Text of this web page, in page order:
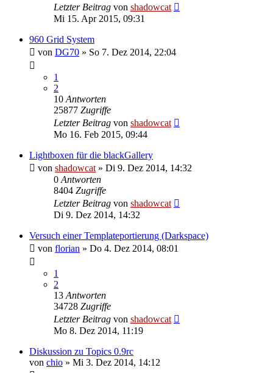
Letzter Beitrag von shadowcat
Mi 15. Apr 2015, 09:31
960 Grid System
von DG70 » So 7. Dez 2014, 22:04
1
2
10 Antworten
25877 Zugriffe
Letzter Beitrag von shadowcat
Mo 16. Feb 2015, 09:44
Lightboxen für die blackGallery
von shadowcat » Di 9. Dez 2014, 14:32
0 Antworten
8404 Zugriffe
Letzter Beitrag von shadowcat
Di 9. Dez 2014, 14:32
Versuch einer Templateportierung (Darkspace)
von florian » Do 4. Dez 2014, 08:01
1
2
13 Antworten
34728 Zugriffe
Letzter Beitrag von shadowcat
Mo 8. Dez 2014, 11:19
Diskussion zu Topics 0.9rc
von chio » Mi 3. Dez 2014, 14:12